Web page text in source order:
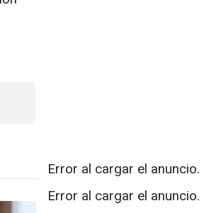
Error al cargar el anuncio.
Error al cargar el anuncio.